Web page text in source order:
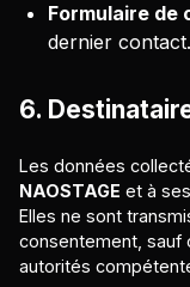
Formulaire de
dernier contact.
6.
Les données
NAOSTAGE et à
Elles ne sont
consentement, sauf
autorités